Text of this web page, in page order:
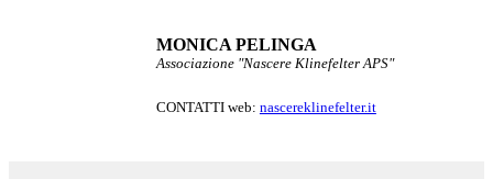
MONICA PELINGA
Associazione "Nascere Klinefelter APS"
CONTATTI web: nascereklinefelter.it